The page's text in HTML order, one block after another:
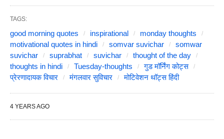
TAGS:
good morning quotes inspirational
monday thoughts
motivational quotes in hindi
somvar suvichar
somwar
suvichar
suprabhat suvichar
thought of the day
thoughts in hindi
Tuesday-thoughts
गुड मॉर्निंग कोट्स
प्रेरणादायक विचार
मंगलवार सुविचार मोटिवेशन थॉट्स हिंदी
4 YEARS AGO